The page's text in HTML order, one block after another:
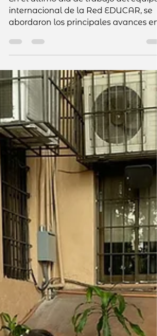
Internacional 2027 en
Madrid
abordaron los principales avances en
la organización del próximo
EDUCAR, que se celebrará en marzo
de 2027 en Madrid, España. Durante
jornada, se revisaron aspectos clave
como la convocatoria, la logística de
viajes y alojamiento, la financiación y
el desarrollo de materiales
institucionales. Asimismo, se definió la
línea temática del encuentro, posibles
ponentes y propuestas de experiencia